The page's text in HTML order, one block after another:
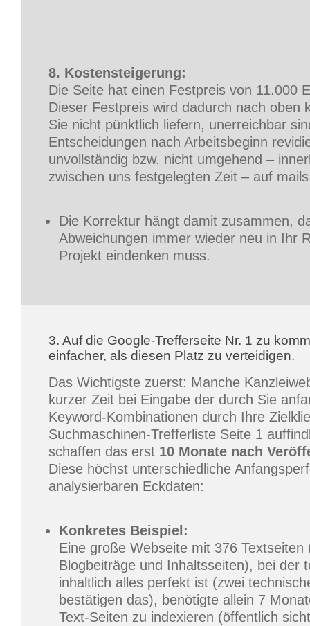
8. Kostensteigerung:
Die Seite hat einen Festpreis von 11.000
Dieser Festpreis wird dadurch nach oben
Sie nicht pünktlich liefern, unerreichbar
Entscheidungen nach Arbeitsbeginn
unvollständig bzw. nicht umgehend –
zwischen uns festgelegten Zeit – auf
Die Korrektur hängt damit zusammen,
Abweichungen immer wieder neu in Ihr
Projekt eindenken muss.
3. Auf die Google-Trefferseite Nr. 1 zu
einfacher, als diesen Platz zu verteidigen.
Das Wichtigste zuerst: Manche
kurzer Zeit bei Eingabe der durch Sie
Keyword-Kombinationen durch Ihre
Suchmaschinen-Trefferliste Seite 1
schaffen das erst 10 Monate nach
Diese höchst unterschiedliche
analysierbaren Eckdaten:
Konkretes Beispiel:
Eine große Webseite mit 376 Textseiten
Blogbeiträge und Inhaltsseiten), bei der
inhaltlich alles perfekt ist (zwei
bestätigen das), benötigte allein 7
Text-Seiten zu indexieren (öffentlich